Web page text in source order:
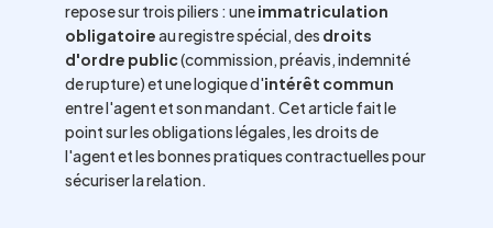
repose sur trois piliers : uneimmatriculation
obligatoireau registre spécial, des droits
d'ordre public(commission, préavis, indemnité
de rupture) et une logique d'intérêt commun
entre l'agent et son mandant. Cet article fait le
point sur les obligations légales, les droits de
l'agent et les bonnes pratiques contractuelles pour
sécuriser la relation.